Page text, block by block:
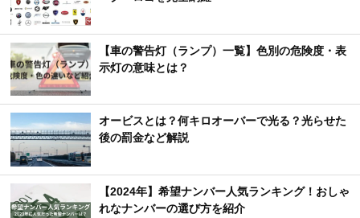
【車の警告灯（ランプ）一覧】色別の危険度・表
示灯の意味とは？
オービスとは？何キロオーバーで光る？光らせた
後の罰金など解説
【2024年】希望ナンバー人気ランキング！おしゃ
れなナンバーの選び方を紹介